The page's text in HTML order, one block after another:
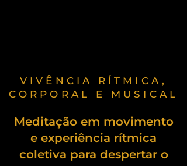
VIVÊNCIA RÍTMICA,
CORPORAL E MUSICAL
Meditação em movimento
e experiência rítmica
coletiva para despertar o